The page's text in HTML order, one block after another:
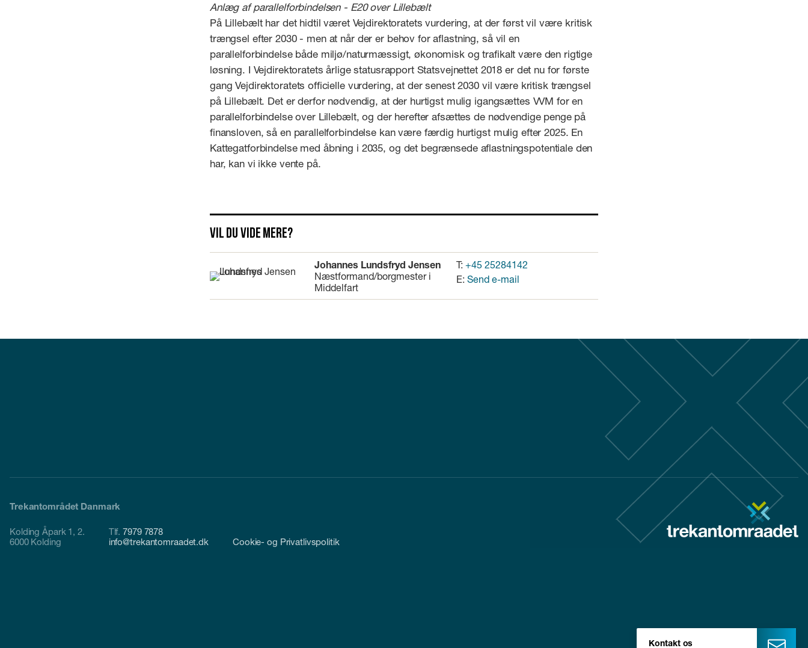
Anlæg af parallelforbindelsen - E20 over Lillebælt
På Lillebælt har det hidtil været Vejdirektoratets vurdering, at der først vil være kritisk
trængsel efter 2030 - men at når der er behov for aflastning, så vil en
parallelforbindelse både miljø/naturmæssigt, økonomisk og trafikalt være den rigtige
løsning. I Vejdirektoratets årlige statusrapport Statsvejnettet 2018 er det nu for første
gang Vejdirektoratets officielle vurdering, at der senest 2030 vil være kritisk trængsel
på Lillebælt. Det er derfor nødvendig, at der hurtigst mulig igangsættes VVM for en
parallelforbindelse over Lillebælt, og der herefter afsættes de nødvendige penge på
finansloven, så en parallelforbindelse kan være færdig hurtigst mulig efter 2025. En
Kattegatforbindelse med åbning i 2035, og det begrænsede aflastningspotentiale den
har, kan vi ikke vente på.
Vil du vide mere?
Johannes Lundsfryd Jensen
Næstformand/borgmester i
Middelfart
T:+45 25284142
E:Send e-mail
Trekantområdet Danmark
Kolding Åpark 1, 2.
6000 Kolding
Tlf.7979 7878
info@trekantomraadet.dk
Cookie- og Privatlivspolitik
Kontakt os